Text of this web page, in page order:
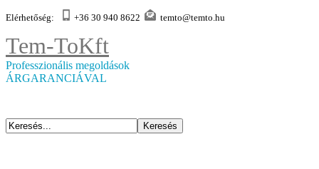
Elérhetőség: +36 30 940 8622 temto@temto.hu
Tem-ToKft
Professzionális megoldások
ÁRGARANCIÁVAL